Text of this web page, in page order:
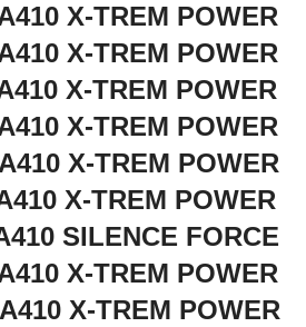
X-TREM POWER
X-TREM POWER
X-TREM POWER
X-TREM POWER
X-TREM POWER
X-TREM POWER
SILENCE FORCE
X-TREM POWER
X-TREM POWER